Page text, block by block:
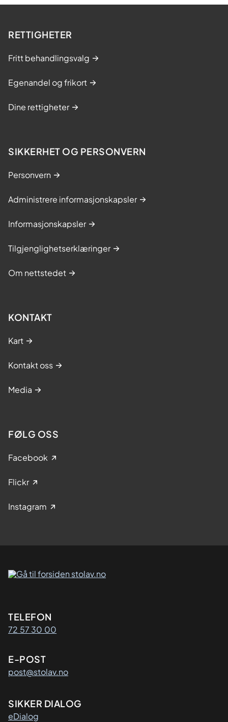
RETTIGHETER
Fritt behandlingsvalg
Egenandel og frikort
Dine rettigheter
SIKKERHET OG PERSONVERN
Personvern
Administrere informasjonskapsler
Informasjonskapsler
Tilgjenglighetserklæringer
Om nettstedet
KONTAKT
Kart
Kontakt oss
Media
FØLG OSS
Facebook
Flickr
Instagram
Kontaktinformasjon
TELEFON
72 57 30 00
E-POST
post@stolav.no
SIKKER DIALOG
eDialog